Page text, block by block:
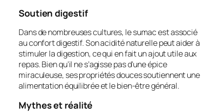
Soutien digestif
Dans de nombreuses cultures, le sumac est associé
au confort digestif. Son acidité naturelle peut aider à
stimuler la digestion, ce qui en fait un ajout utile aux
repas. Bien qu’il ne s’agisse pas d’une épice
miraculeuse, ses propriétés douces soutiennent une
alimentation équilibrée et le bien-être général.
Mythes et réalité